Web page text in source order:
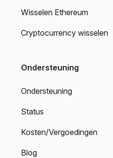
Wisselen Ethereum
Cryptocurrency wisselen
Ondersteuning
Ondersteuning
Status
Kosten/Vergoedingen
Blog